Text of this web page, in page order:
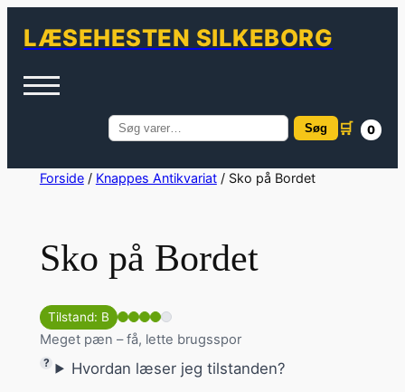
LÆSEHESTEN SILKEBORG
Søg
Søg 🛒 0
SpringForside/ Knappes Antikvariat/ Sko på Bordet
Sko på Bordet
Tilstand: B
Meget pæn – få, lette brugsspor
Hvordan læser jeg tilstanden?